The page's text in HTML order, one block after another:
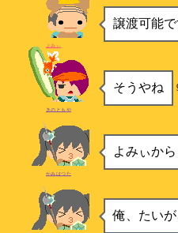
譲渡可能で
よみぃ
そうやね
きのともや
よみぃか
かみはつた
俺、たい